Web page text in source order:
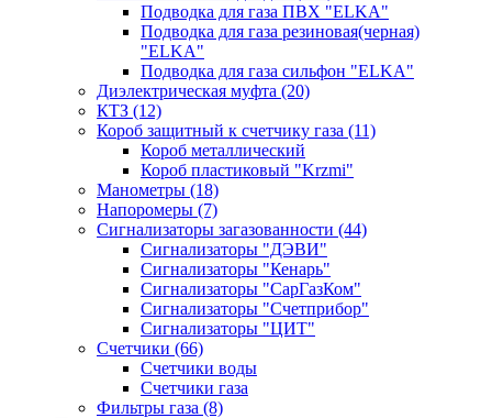
Подводка для газа ПВХ "ELKA"
Подводка для газа резиновая(черная)
"ELKA"
Подводка для газа сильфон "ELKA"
Диэлектрическая муфта (20)
КТЗ (12)
Короб защитный к счетчику газа (11)
Короб металлический
Короб пластиковый "Krzmi"
Манометры (18)
Напоромеры (7)
Сигнализаторы загазованности (44)
Сигнализаторы "ДЭВИ"
Сигнализаторы "Кенарь"
Сигнализаторы "СарГазКом"
Сигнализаторы "Счетприбор"
Сигнализаторы "ЦИТ"
Счетчики (66)
Счетчики воды
Счетчики газа
Фильтры газа (8)